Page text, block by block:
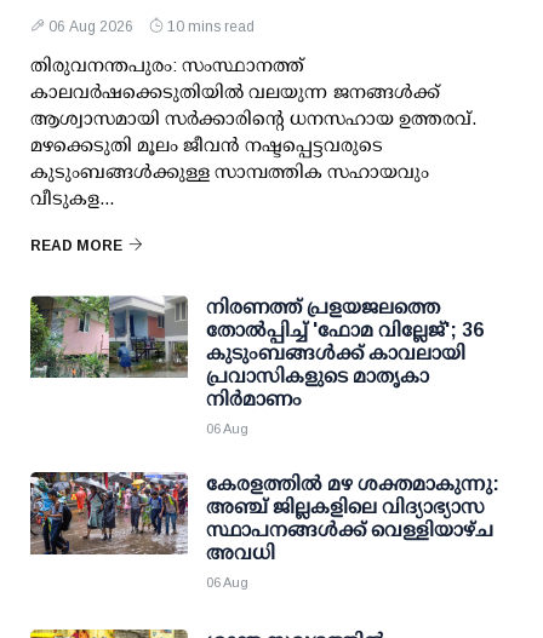
06 Aug 2026 10 mins read
തിരുവനന്തപുരം: സംസ്ഥാനത്ത്
കാലവര്‍ഷക്കെടുതിയില്‍ വലയുന്ന ജനങ്ങള്‍ക്ക്
ആശ്വാസമായി സര്‍ക്കാരിന്റെ ധനസഹായ ഉത്തരവ്.
മഴക്കെടുതി മൂലം ജീവന്‍ നഷ്ടപ്പെട്ടവരുടെ
കുടുംബങ്ങള്‍ക്കുള്ള സാമ്പത്തിക സഹായവും
വീടുകള...
READ MORE
നിരണത്ത് പ്രളയജലത്തെ
തോല്‍പ്പിച്ച് 'ഫോമ വില്ലേജ്'; 36
കുടുംബങ്ങള്‍ക്ക് കാവലായി
പ്രവാസികളുടെ മാതൃകാ
നിര്‍മാണം
06 Aug
കേരളത്തില്‍ മഴ ശക്തമാകുന്നു:
അഞ്ച് ജില്ലകളിലെ വിദ്യാഭ്യാസ
സ്ഥാപനങ്ങള്‍ക്ക് വെള്ളിയാഴ്ച
അവധി
06 Aug